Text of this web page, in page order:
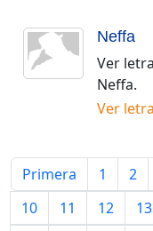
Neffa
Ver
Neffa.
Ver
Primera 1 2
10
11 12 13